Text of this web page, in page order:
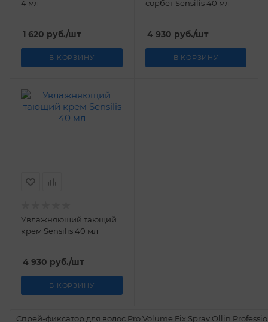
4 мл
1 620 руб./шт
В КОРЗИНУ
сорбет Sensilis 40 мл
4 930 руб./шт
В КОРЗИНУ
Увлажняющий тающий
крем Sensilis 40 мл
4 930 руб./шт
В КОРЗИНУ
Спрей-фиксатор для волос Pro Volume Fix Spray Ollin